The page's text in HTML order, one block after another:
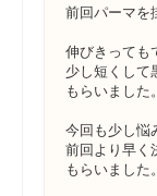
前回パーマを
伸びきっても
少し短くして
もらいました。
今回も少し悩
前回より早く
もらいました。